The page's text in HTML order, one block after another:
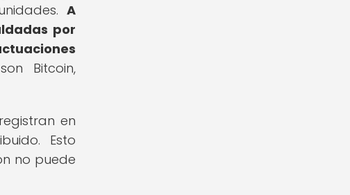
A
por
Bitcoin,
en
Esto
no puede